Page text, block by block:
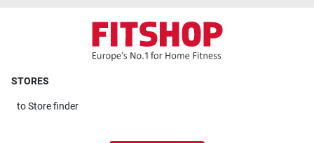
STORES
toStore finder